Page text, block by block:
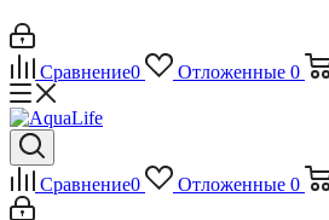
Сравнение0 Отложенные 0
Сравнение0 Отложенные 0